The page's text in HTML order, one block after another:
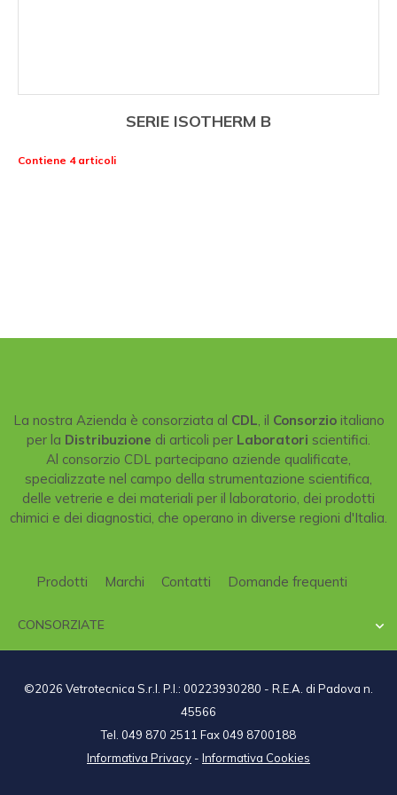
SERIE ISOTHERM B
Contiene 4 articoli
La nostra Azienda è consorziata al CDL, il Consorzioitaliano
per la Distribuzione di articoli per Laboratori scientifici.
Al consorzio CDL partecipano aziende qualificate,
specializzate nel campo della strumentazione scientifica,
delle vetrerie e dei materiali per il laboratorio, dei prodotti
chimici e dei diagnostici, che operano in diverse regioni d'Italia.
Prodotti Marchi Contatti Domande frequenti
CONSORZIATE 
©2026 Vetrotecnica S.r.l. P.I.: 00223930280 - R.E.A. di Padova n.
45566
Tel. 049 870 2511 Fax 049 8700188
Informativa Privacy - Informativa Cookies